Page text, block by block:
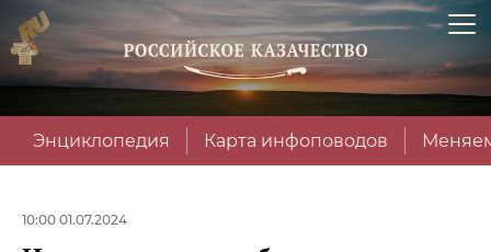
Энциклопедия Карта инфоповодов
10:00 01.07.2024